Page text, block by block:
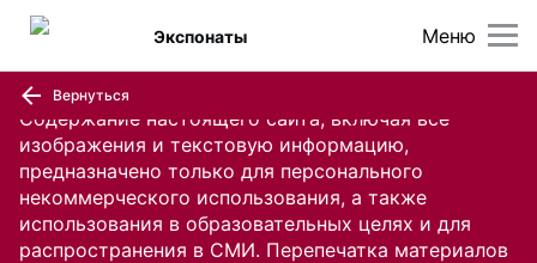
Содержание настоящего сайта, включая все
изображения и текстовую информацию,
предназначено только для персонального
некоммерческого использования, а также
использования в образовательных целях и для
распространения в СМИ. Перепечатка материалов
Меню
Экспонаты
Вернуться